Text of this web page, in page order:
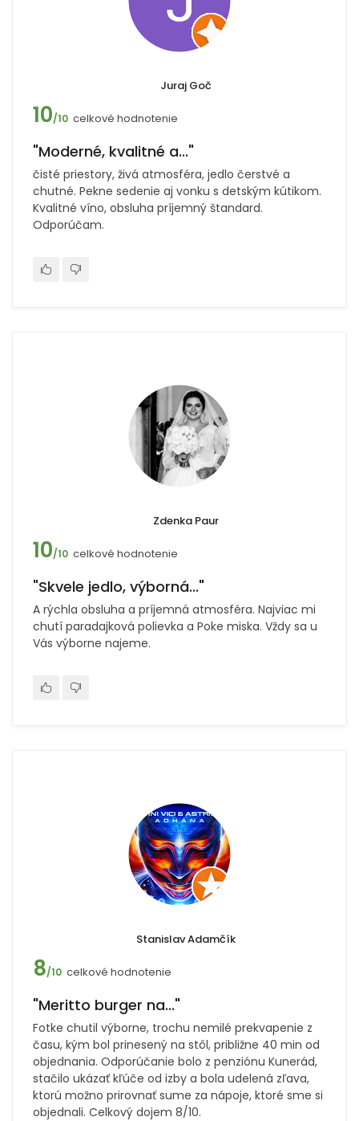
Juraj Goč
10/10 celkové hodnotenie
"Moderné, kvalitné a..."
čisté priestory, živá atmosféra, jedlo čerstvé a
chutné. Pekne sedenie aj vonku s detským kútikom.
Kvalitné víno, obsluha príjemný štandard.
Odporúčam.
Zdenka Paur
10/10 celkové hodnotenie
"Skvele jedlo, výborná..."
A rýchla obsluha a príjemná atmosféra. Najviac mi
chutí paradajková polievka a Poke miska. Vždy sa u
Vás výborne najeme.
Stanislav Adamčík
8/10 celkové hodnotenie
"Meritto burger na..."
Fotke chutil výborne, trochu nemilé prekvapenie z
času, kým bol prinesený na stôl, približne 40 min od
objednania. Odporúčanie bolo z penziónu Kunerád,
stačilo ukázať kľúče od izby a bola udelená zľava,
ktorú možno prirovnať sume za nápoje, ktoré sme si
objednali. Celkový dojem 8/10.